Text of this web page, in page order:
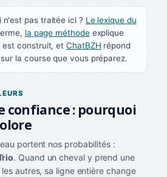
n'est pas traitée ici ? Le lexique du
la page méthodeexplique
est construit, etChatBZH répond
la course que vous préparez.
confiance : pourquoi
portent nos probabilités :
. Quand un cheval y prend une
autres, sa ligne entière change